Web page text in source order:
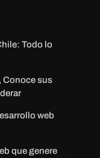
Todo lo
Conoce sus
web
que genere